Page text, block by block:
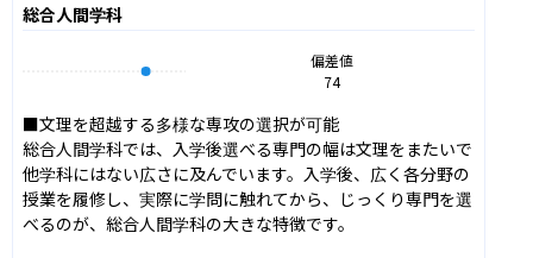
総合人間学科
偏差値
74
■文理を超越する多様な専攻の選択が可能
総合人間学科では、入学後選べる専門の幅は文理をまたいで
他学科にはない広さに及んでいます。入学後、広く各分野の
授業を履修し、実際に学問に触れてから、じっくり専門を選
べるのが、総合人間学科の大きな特徴です。